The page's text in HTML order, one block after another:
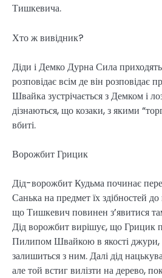
Тишкевича.
Хто ж вивідник?
Діди і Демко Дурна Сила
розповідає всім де він розповідає
Швайка зустрічається з Демком і
дізнаються, що козаки, з якими
вбиті.
Ворожбит Грицик
Дід-ворожбит Кудьма починає
Санька на предмет їх здібностей
що Тишкевич повинен з’явитися
Дід ворожбит вирішує, що Грицик
Пилипом Швайкою в якості джури,
залишиться з ним. Далі дід
але той встиг вилізти на дерево,